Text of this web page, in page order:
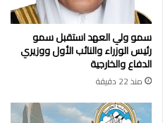
سمو ولي العهد استقبل سمو
رئيس الوزراء والنائب الأول ووزيري
الدفاع والخارجية
منذ 22 دقيقة